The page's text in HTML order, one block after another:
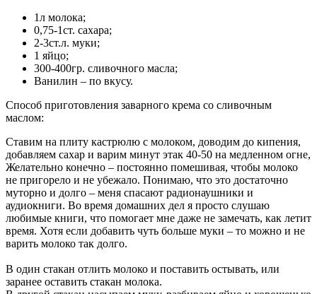
1л молока;
0,75-1ст. сахара;
2-3ст.л. муки;
1 яйцо;
300-400гр. сливочного масла;
Ванилин – по вкусу.
Способ приготовления заварного крема со сливочным
маслом:
Ставим на плиту кастрюлю с молоком, доводим до кипения,
добавляем сахар и варим минут этак 40-50 на медленном огне,
Желательно конечно – постоянно помешивая, чтобы молоко
не пригорело и не убежало. Понимаю, что это достаточно
муторно и долго – меня спасают радионаушники и
аудиокниги. Во время домашних дел я просто слушаю
любимые книги, что помогает мне даже не замечать, как летит
время. Хотя если добавить чуть больше муки – то можно и не
варить молоко так долго.
В один стакан отлить молоко и поставить остывать, или
заранее оставить стакан молока.